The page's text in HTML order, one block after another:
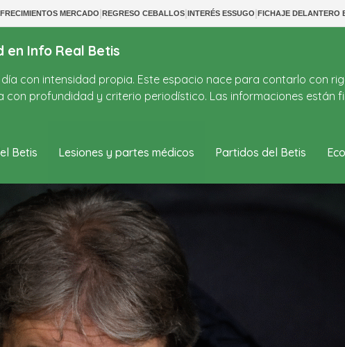
MERCADO|REGRESO CEBALLOS|INTERÉS ESSUGO|FICHAJE DELANTERO
en Info Real Betis
día con intensidad propia. Este espacio nace para contarlo con
con profundidad y criterio periodístico. Las informaciones están
Betis Lesiones y partes médicos Partidos del Betis